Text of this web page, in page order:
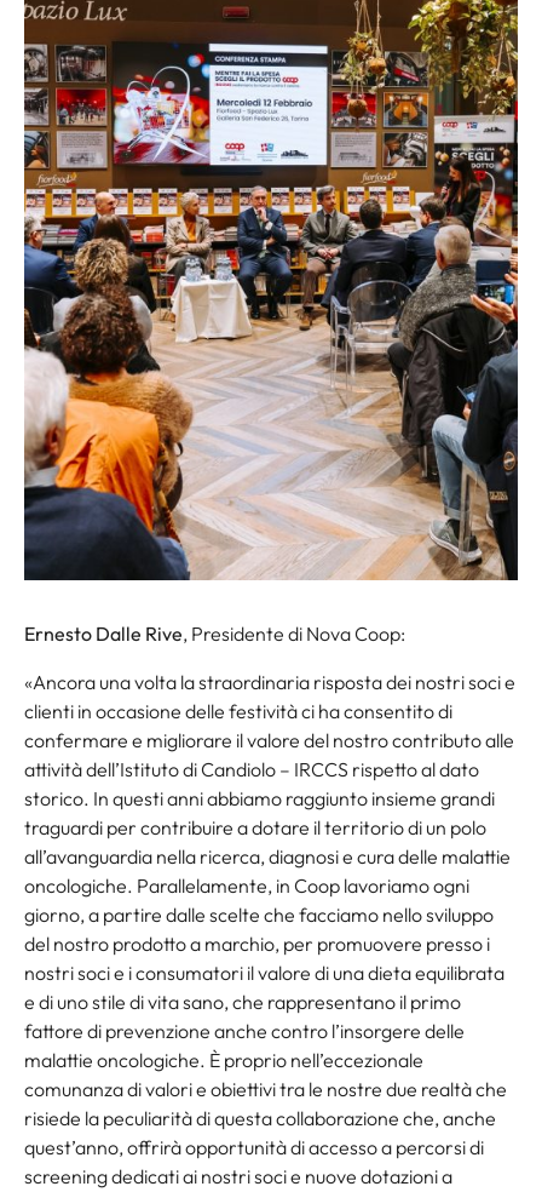
Ernesto Dalle Rive, Presidente di Nova Coop:
«Ancora una volta la straordinaria risposta dei nostri soci e
clienti in occasione delle festività ci ha consentito di
confermare e migliorare il valore del nostro contributo alle
attività dell’Istituto di Candiolo – IRCCS rispetto al dato
storico. In questi anni abbiamo raggiunto insieme grandi
traguardi per contribuire a dotare il territorio di un polo
all’avanguardia nella ricerca, diagnosi e cura delle malattie
oncologiche. Parallelamente, in Coop lavoriamo ogni
giorno, a partire dalle scelte che facciamo nello sviluppo
del nostro prodotto a marchio, per promuovere presso i
nostri soci e i consumatori il valore di una dieta equilibrata
e di uno stile di vita sano, che rappresentano il primo
fattore di prevenzione anche contro l’insorgere delle
malattie oncologiche. È proprio nell’eccezionale
comunanza di valori e obiettivi tra le nostre due realtà che
risiede la peculiarità di questa collaborazione che, anche
quest’anno, offrirà opportunità di accesso a percorsi di
screening dedicati ai nostri soci e nuove dotazioni a